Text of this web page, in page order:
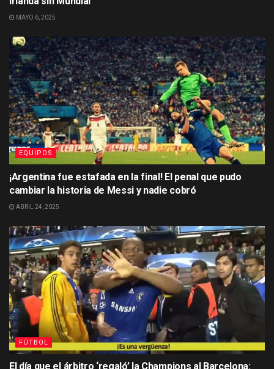
MAYO 6, 2025
EQUIPOS
¡Argentina fue estafada en la final! El penal que pudo
cambiar la historia de Messi y nadie cobró
ABRIL 24, 2025
FÚTBOL
El día que el árbitro ‘regaló’ la Champions al Barcelona: